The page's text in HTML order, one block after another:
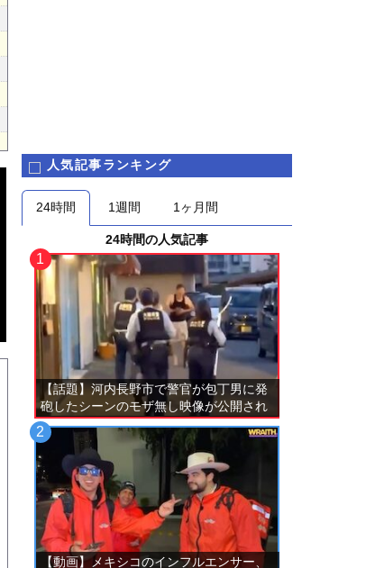
人気記事ランキング
24時間 1週間 1ヶ月間
24時間の人気記事
【話題】河内長野市で警官が包丁男に発
砲したシーンのモザ無し映像が公開され
る。
【動画】メキシコのインフルエンサー、